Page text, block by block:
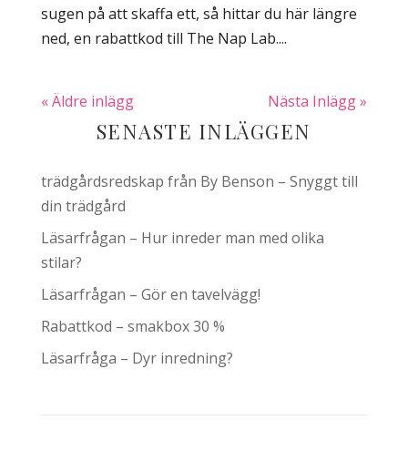
sugen på att skaffa ett, så hittar du här längre
ned, en rabattkod till The Nap Lab....
« Äldre inlägg Nästa Inlägg »
SENASTE INLÄGGEN
trädgårdsredskap från By Benson – Snyggt till
din trädgård
Läsarfrågan – Hur inreder man med olika
stilar?
Läsarfrågan – Gör en tavelvägg!
Rabattkod – smakbox 30 %
Läsarfråga – Dyr inredning?